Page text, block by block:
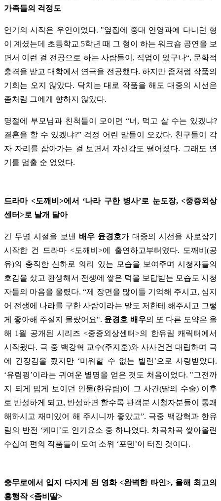
가족들의 걱정도
연기의 시작은 우연이었다. "옆집에 중대 연영과에 다니던 형
이 계셨는데 초등학교 5학년 때 그 형이 하는 워크숍 공연을 보
면서 이런 걸 전공으로 하는 사람들이, 직업이 있구나“, 문화적
충격을 받고 대학에서 연극을 전공했다. 하지만 좀처럼 작품의
기회는 오지 않았다. 닥치는 대로 작품을 해도 대중의 시선은
좀처럼 그에게 향하지 않았다.
명절에 부모님과 친척들이 모이면 “너, 먹고 살 수는 있겠냐?
결혼을 할 수 있겠냐?” 걱정 어린 말들이 오갔다. 친구들이 각
자 자리를 잡아가는 걸 보면서 자신감도 떨어졌다. 그래도 연
기를 멈출 순 없었다.
드라마 <도깨비>에서 ‘나라 구한 병사’로 눈도장, <중증외상
센터>로 날개 달아
긴 무명 시절을 보낸 배우 윤경호가 대중의 시선을 사로잡기
시작한 건 드라마 <도깨비>에 출연하고부터였다. 도깨비(공
유)의 충직한 신하로 의리 있는 모습을 보여주며 시청자들의
호감을 샀고 환생해서 전생에 쌓은 덕을 보답받는 모습도 시청
자들의 마음을 울렸다. “제 장면을 많이들 기억해 주시고, 심지
어 전생에 나라를 구한 사람이라는 말도 저한테 해주시고 그렇
게 좋아해 주실지 몰랐어요". 윤경호 배우의 또 다른 도약은 올
해 1월 공개된 시리즈 <중증외상센터>의 한유림 캐릭터에서
시작됐다. 극 중 백강혁 교수(주지훈)와 사사건건 대립하며 극
에 긴장감을 줬지만 ‘미워할 수 없는 빌런’으로 사랑받았다.
‘유림핑’이라는 귀여운 별명을 얻은 것도 처음이었다. "그전까
지 되게 밉게 보이던 인물(한유림)이 그 사건(딸의 수술) 이후
로 반성하게 되고, 반성하면 할수록 관객분 시청자분들이 통쾌
해하시고 재미있어 해 주시니까 좋았고”. 극중 백강혁과 한유
림의 반전 ‘케미’도 인기요소 중 하나였다. 차곡차곡 쌓아올린
수십여 편의 작품들이 모여 소위 ‘포텐’이 터진 것이다.
충무로에서 입지 다지게 된 영화 <완벽한 타인>, 올해 최고의
흥행작 <좀비딸>